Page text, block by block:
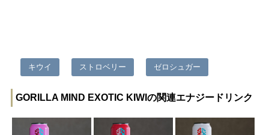
キウイ ストロベリー ゼロシュガー
GORILLA MIND EXOTIC KIWIの関連エナジードリンク